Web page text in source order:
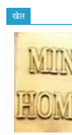
खेल